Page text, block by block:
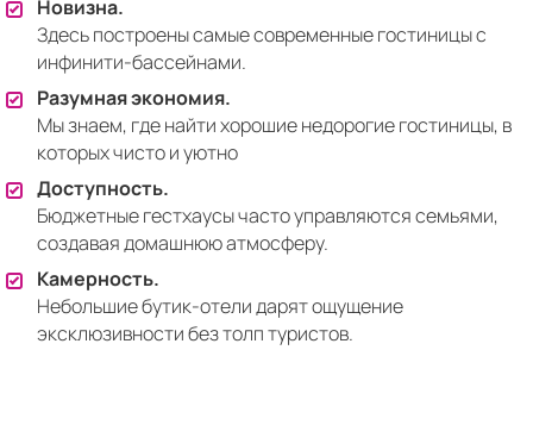
Новизна.
Здесь построены самые современные гостиницы с
инфинити-бассейнами.
Разумная экономия.
Мы знаем, где найти хорошие недорогие гостиницы, в
которых чисто и уютно
Доступность.
Бюджетные гестхаусы часто управляются семьями,
создавая домашнюю атмосферу.
Камерность.
Небольшие бутик-отели дарят ощущение
эксклюзивности без толп туристов.